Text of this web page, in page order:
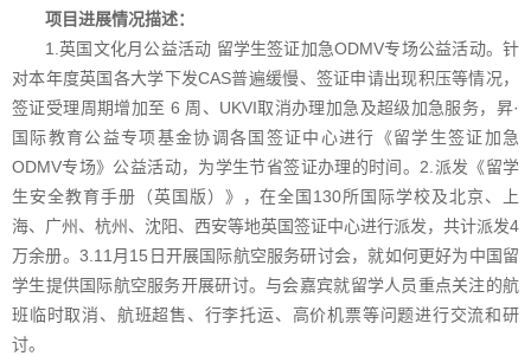
项目进展情况描述：
1.英国文化月公益活动 留学生签证加急ODMV专场公益活动。针
对本年度英国各大学下发CAS普遍缓慢、签证申请出现积压等情况，
签证受理周期增加至 6 周、UKVI取消办理加急及超级加急服务，昇·
国际教育公益专项基金协调各国签证中心进行《留学生签证加急
ODMV专场》公益活动，为学生节省签证办理的时间。2.派发《留学
生安全教育手册（英国版）》，在全国130所国际学校及北京、上
海、广州、杭州、沈阳、西安等地英国签证中心进行派发，共计派发4
万余册。3.11月15日开展国际航空服务研讨会，就如何更好为中国留
学生提供国际航空服务开展研讨。与会嘉宾就留学人员重点关注的航
班临时取消、航班超售、行李托运、高价机票等问题进行交流和研
讨。